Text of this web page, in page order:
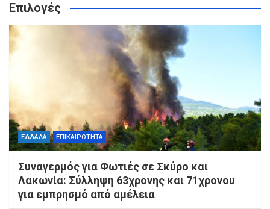
Επιλογές
ΕΛΛΑΔΑ ΕΠΙΚΑΙΡΟΤΗΤΑ
Συναγερμός για Φωτιές σε Σκύρο και
Λακωνία: Σύλληψη 63χρονης και 71χρονου
για εμπρησμό από αμέλεια